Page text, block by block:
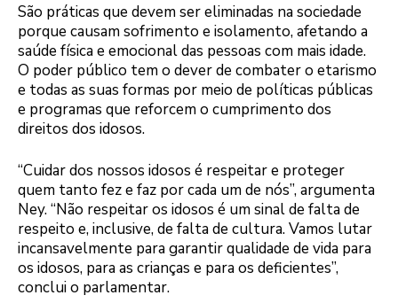
São práticas que devem ser eliminadas na sociedade
porque causam sofrimento e isolamento, afetando a
saúde física e emocional das pessoas com mais idade.
O poder público tem o dever de combater o etarismo
e todas as suas formas por meio de políticas públicas
e programas que reforcem o cumprimento dos
direitos dos idosos.
“Cuidar dos nossos idosos é respeitar e proteger
quem tanto fez e faz por cada um de nós”, argumenta
Ney. “Não respeitar os idosos é um sinal de falta de
respeito e, inclusive, de falta de cultura. Vamos lutar
incansavelmente para garantir qualidade de vida para
os idosos, para as crianças e para os deficientes”,
conclui o parlamentar.